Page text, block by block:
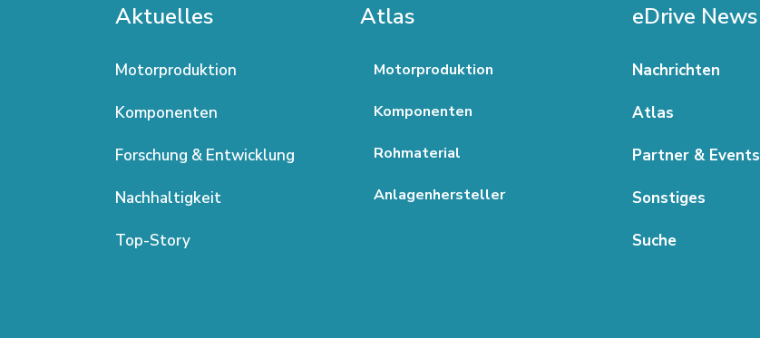
Aktuelles
Motorproduktion
Komponenten
Forschung & Entwicklung
Nachhaltigkeit
Top-Story
Atlas
Motorproduktion
Komponenten
Rohmaterial
Anlagenhersteller
eDrive News
Nachrichten
Atlas
Partner & Events
Sonstiges
Suche